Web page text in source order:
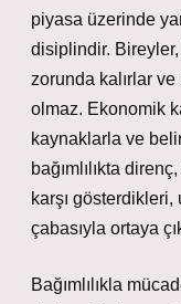
piyasa üzerinde
disiplindir.
zorunda kalırlar
olmaz. Ekonomik
kaynaklarla ve
bağımlılıkta
karşı
çabasıyla ortaya
Bağımlılıkla